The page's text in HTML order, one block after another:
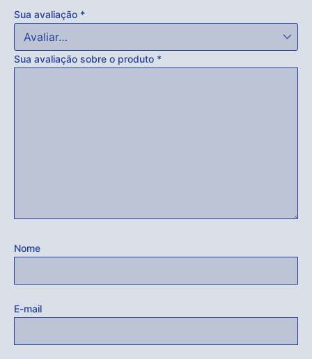
Acabou
Sua avaliação *
Sua avaliação sobre o produto *
Nome
E-mail